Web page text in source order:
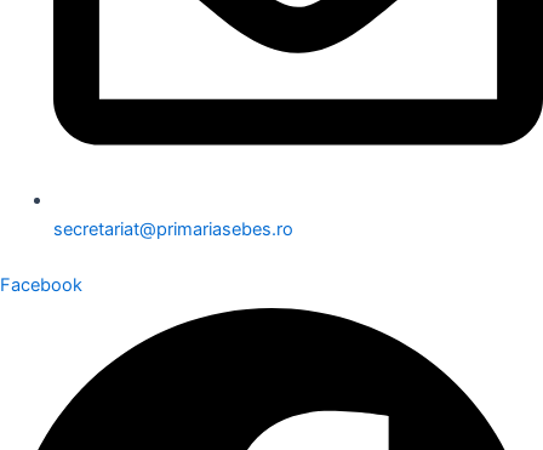
secretariat@primariasebes.ro
Facebook